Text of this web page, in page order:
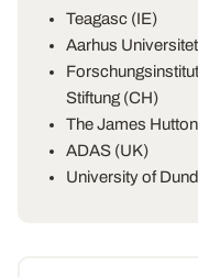
Teagasc (IE)
Aarhus
Stiftung (CH)
The James
ADAS (UK)
University of